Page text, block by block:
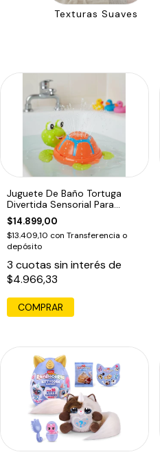
Texturas Suaves
Juguete De Baño Tortuga
Divertida Sensorial Para
Bebes
$14.899,00
$13.409,10 con Transferencia o
depósito
3 cuotas sin interés de
$4.966,33